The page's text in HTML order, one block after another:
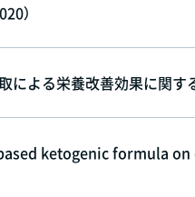
）
よる栄養改善効果に関する
ketogenic formula